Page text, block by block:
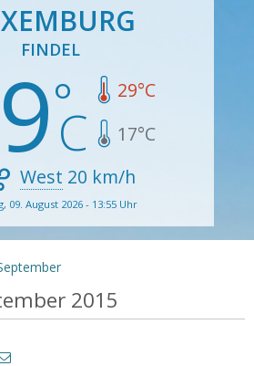
FINDEL
29°C
17°C
West 20 km/h
09. August 2026 - 13:55 Uhr
2015